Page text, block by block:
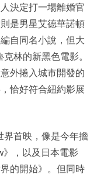
決定打一場離婚官
是男星艾德華諾頓
自同名小說，但大
林的新黑色電影。
外捲入城市開發的
恰好符合紐約影展
界首映，像是今年擔
》，以及日本電影
的開始》。但同時